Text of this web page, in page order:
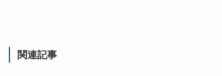
関連記事